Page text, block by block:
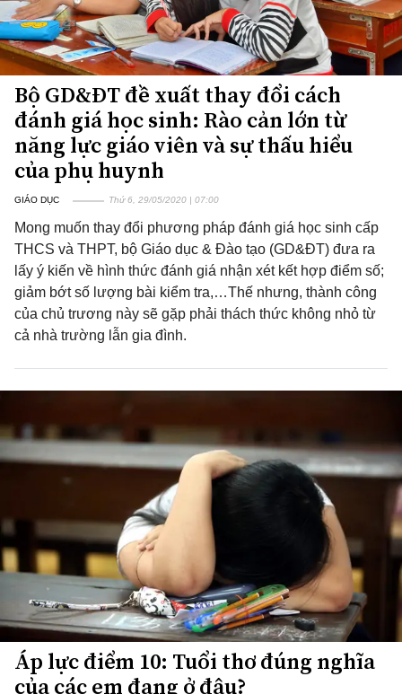
Bộ GD&ĐT đề xuất thay đổi cách
đánh giá học sinh: Rào cản lớn từ
năng lực giáo viên và sự thấu hiểu
của phụ huynh
GIÁO DỤC Thứ 6, 29/05/2020 | 07:00
Mong muốn thay đổi phương pháp đánh giá học sinh cấp
THCS và THPT, bộ Giáo dục & Đào tạo (GD&ĐT) đưa ra
lấy ý kiến về hình thức đánh giá nhận xét kết hợp điểm số;
giảm bớt số lượng bài kiểm tra,…Thế nhưng, thành công
của chủ trương này sẽ gặp phải thách thức không nhỏ từ
cả nhà trường lẫn gia đình.
Áp lực điểm 10: Tuổi thơ đúng nghĩa
của các em đang ở đâu?